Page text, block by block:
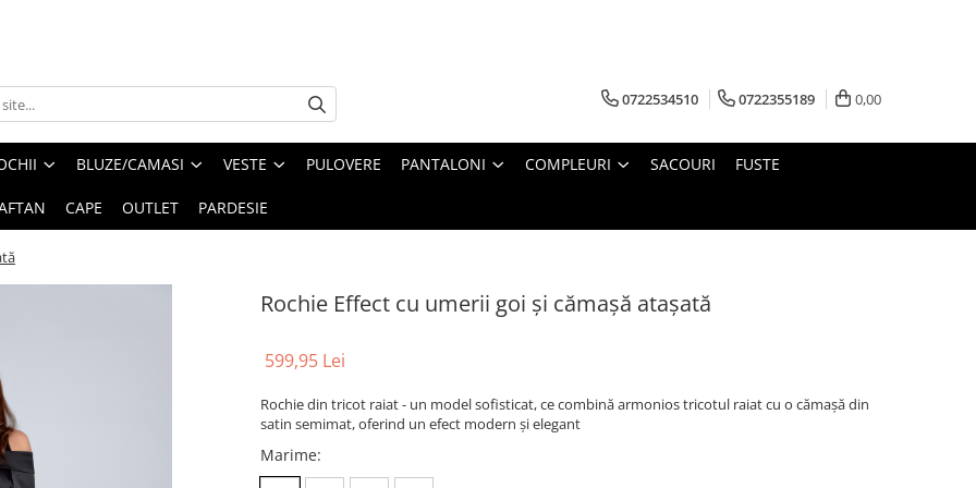
0722534510 0722355189 0,00
BLUZE/CAMASI VESTE PULOVERE PANTALONI COMPLEURI SACOURI FUSTE
CAPE OUTLET PARDESIE
Rochie Effect cu umerii goi și cămașă atașată
599,95 Lei
Rochie din tricot raiat - un model sofisticat, ce combină armonios tricotul raiat cu o cămașă din
satin semimat, oferind un efect modern și elegant
Marime: